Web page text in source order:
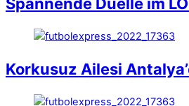
Korkusuz Ailesi